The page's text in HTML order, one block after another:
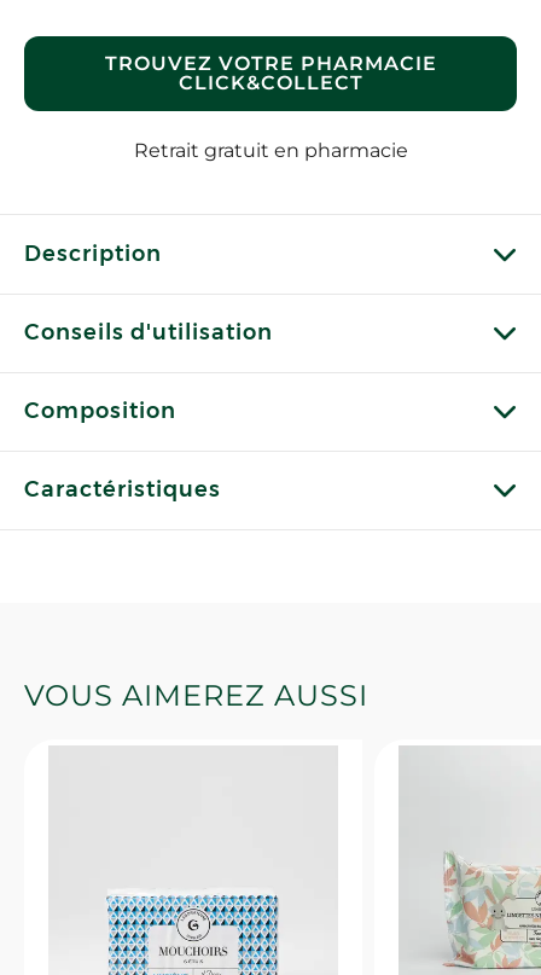
TROUVEZ VOTRE PHARMACIE
CLICK&COLLECT
Retrait gratuit en pharmacie
Description
Conseils d'utilisation
Composition
Caractéristiques
VOUS AIMEREZ AUSSI